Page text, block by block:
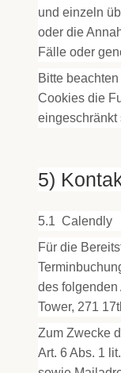
und einzeln
oder die
Fälle oder
Bitte
Cookies die
eingeschränkt
5)
5.1 Calendly
Für die
des
Tower, 271
Zum Zwecke
Art. 6 Abs. 1